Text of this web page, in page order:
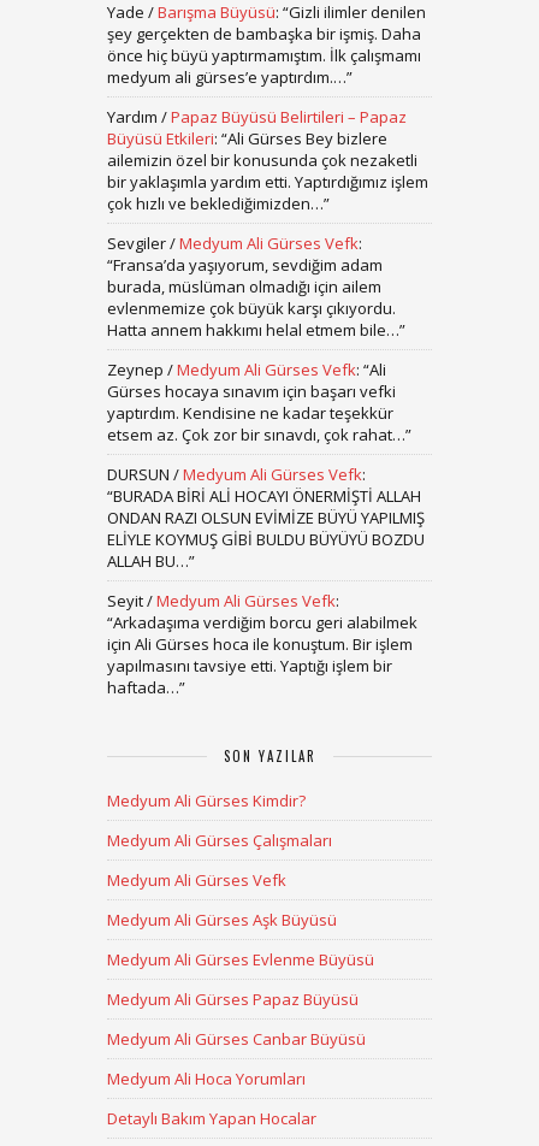
Yade /Barışma Büyüsü: “Gizli ilimler denilen
şey gerçekten de bambaşka bir işmiş. Daha
önce hiç büyü yaptırmamıştım. İlk çalışmamı
medyum ali gürses’e yaptırdım.…”
Yardım /Papaz Büyüsü Belirtileri – Papaz
Büyüsü Etkileri: “Ali Gürses Bey bizlere
ailemizin özel bir konusunda çok nezaketli
bir yaklaşımla yardım etti. Yaptırdığımız işlem
çok hızlı ve beklediğimizden…”
Sevgiler/Medyum Ali Gürses Vefk:
“Fransa’da yaşıyorum, sevdiğim adam
burada, müslüman olmadığı için ailem
evlenmemize çok büyük karşı çıkıyordu.
Hatta annem hakkımı helal etmem bile…”
Zeynep /Medyum Ali Gürses Vefk: “Ali
Gürses hocaya sınavım için başarı vefki
yaptırdım. Kendisine ne kadar teşekkür
etsem az. Çok zor bir sınavdı, çok rahat…”
DURSUN /Medyum Ali Gürses Vefk:
“BURADA BİRİ ALİ HOCAYI ÖNERMİŞTİ ALLAH
ONDAN RAZI OLSUN EVİMİZE BÜYÜ YAPILMIŞ
ELİYLE KOYMUŞ GİBİ BULDU BÜYÜYÜ BOZDU
ALLAH BU…”
Seyit/Medyum Ali Gürses Vefk:
“Arkadaşıma verdiğim borcu geri alabilmek
için Ali Gürses hoca ile konuştum. Bir işlem
yapılmasını tavsiye etti. Yaptığı işlem bir
haftada…”
SON YAZILAR
Medyum Ali Gürses Kimdir?
Medyum Ali Gürses Çalışmaları
Medyum Ali Gürses Vefk
Medyum Ali Gürses Aşk Büyüsü
Medyum Ali Gürses Evlenme Büyüsü
Medyum Ali Gürses Papaz Büyüsü
Medyum Ali Gürses Canbar Büyüsü
Medyum Ali Hoca Yorumları
Detaylı Bakım Yapan Hocalar